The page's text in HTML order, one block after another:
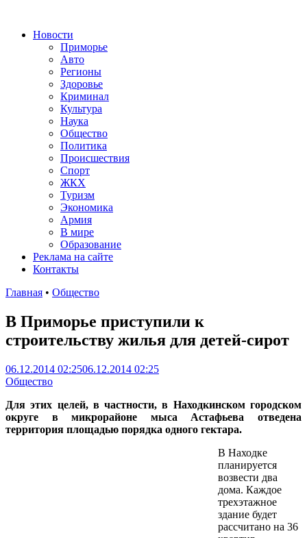
Новости
Приморье
Авто
Регионы
Здоровье
Криминал
Культура
Наука
Общество
Политика
Происшествия
Спорт
ЖКХ
Туризм
Экономика
Армия
В мире
Образование
Реклама на сайте
Контакты
Главная • Общество
В Приморье приступили к
строительству жилья для детей-сирот
06.12.2014 02:2506.12.2014 02:25
Общество
Для этих целей, в частности, в Находкинском городском
округе в микрорайоне мыса Астафьева отведена
территория площадью порядка одного гектара.
В Находке
планируется
возвести два
дома. Каждое
трехэтажное
здание будет
рассчитано на 36